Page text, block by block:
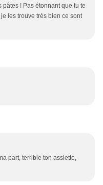
! Pas étonnant que tu te
les trouve très bien ce sont
part, terrible ton assiette,